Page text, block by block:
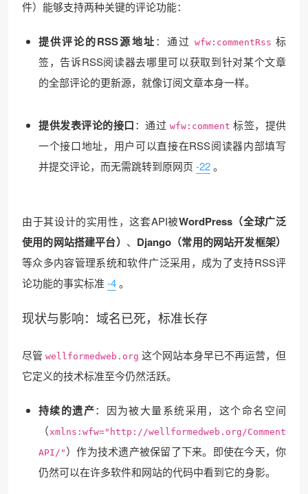
❄
件）能够支持两种关键的评论功能：
提供评论的RSS源地址：通过 wfw:commentRss 标
签，告诉RSS阅读器去哪里可以获取到针对某个文章
的全部评论的更新源，就像订阅文章本身一样。
提供发表评论的接口：通过 wfw:comment 标签，提供
一个接口地址，用户可以直接在RSS阅读器内部填写
并提交评论，而无需跳转到原网页 -22。
由于其设计的实用性，这套API被WordPress（全球广泛
使用的网站搭建平台） 、 Django（常用的网站开发框架）
等众多内容管理系统和软件广泛采用，成为了支持RSS评
论功能的事实标准 -4。
现状与影响：域名已死，标准长存
尽管 wellformedweb.org 这个网站本身早已不再运营，但
它定义的技术标准至今仍然活跃。
持续的遗产：因为被大量系统采用，这个命名空间
（xmlns:wfw="http://wellformedweb.org/Comment
API/" ）作为技术遗产被保留了下来。即使在今天，你
仍然可以在许多软件和网站的代码中看到它的身影。